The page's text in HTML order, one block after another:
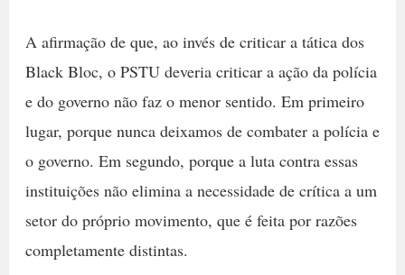
A afirmação de que, ao invés de criticar a tática dos
Black Bloc, o PSTU deveria criticar a ação da polícia
e do governo não faz o menor sentido. Em primeiro
lugar, porque nunca deixamos de combater a polícia e
o governo. Em segundo, porque a luta contra essas
instituições não elimina a necessidade de crítica a um
setor do próprio movimento, que é feita por razões
completamente distintas.